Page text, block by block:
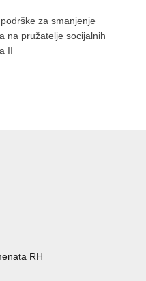
za smanjenje
na pružatelje socijalnih
II
RH